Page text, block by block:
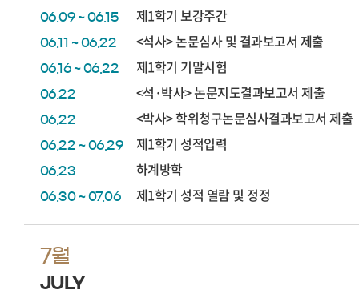
06.09 ~ 06.15 제1학기 보강주간
06.11 ~ 06.22 <석사> 논문심사 및 결과보고서 제출
06.16 ~ 06.22 제1학기 기말시험
06.22 <석·박사> 논문지도결과보고서 제출
06.22 <박사> 학위청구논문심사결과보고서 제출
06.22 ~ 06.29 제1학기 성적입력
06.23 하계방학
06.30 ~ 07.06 제1학기 성적 열람 및 정정
7월
JULY